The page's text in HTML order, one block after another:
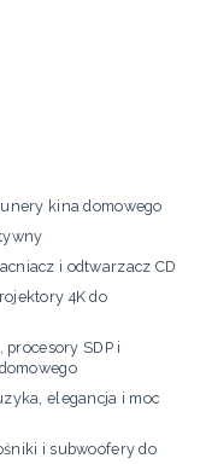
kina domowego
i odtwarzacz CD
4K do
procesory SDP i
elegancja i moc
i subwoofery do